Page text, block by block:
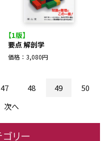
【1版】
要点 解剖学
価格：3,080円
47 48 49
50
次へ